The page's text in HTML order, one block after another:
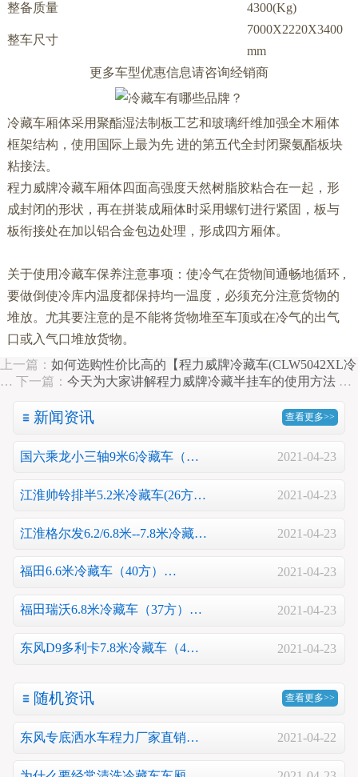
整备质量
4300(Kg)
整车尺寸
7000X2220X3400
mm
更多车型优惠信息请咨询经销商
冷藏车厢体采用聚酯湿法制板工艺和玻璃纤维加强全木厢体
框架结构，使用国际上最为先 进的第五代全封闭聚氨酯板块
粘接法。
程力威牌冷藏车厢体四面高强度天然树脂胶粘合在一起，形
成封闭的形状，再在拼装成厢体时采用螺钉进行紧固，板与
板衔接处在加以铝合金包边处理，形成四方厢体。
关于使用冷藏车保养注意事项：使冷气在货物间通畅地循环 ,
要做倒使冷库内温度都保持均一温度，必须充分注意货物的
堆放。尤其要注意的是不能将货物堆至车顶或在冷气的出气
口或入气口堆放货物。
上一篇： 如何选购性价比高的【程力威牌冷藏车(CLW5042XL冷
… 下一篇： 今天为大家讲解程力威牌冷藏半挂车的使用方法 …
新闻资讯 查看更多>>
国六乘龙小三轴9米6冷藏车（… 2021-04-23
江淮帅铃排半5.2米冷藏车(26方… 2021-04-23
江淮格尔发6.2/6.8米--7.8米冷藏… 2021-04-23
福田6.6米冷藏车（40方）… 2021-04-23
福田瑞沃6.8米冷藏车（37方）… 2021-04-23
东风D9多利卡7.8米冷藏车（4… 2021-04-23
随机资讯 查看更多>>
东风专底洒水车程力厂家直销… 2021-04-22